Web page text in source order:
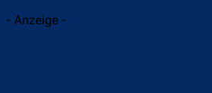
- Anzeige -